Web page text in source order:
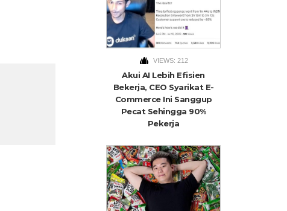
VIEWS: 212
Akui AI Lebih Efisien
Bekerja, CEO Syarikat E-
Commerce Ini Sanggup
Pecat Sehingga 90%
Pekerja